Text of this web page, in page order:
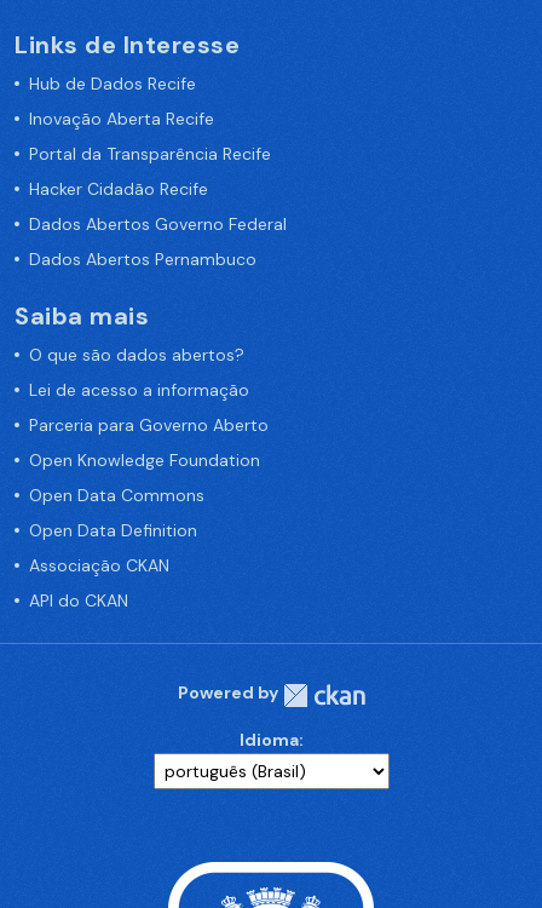
Links de Interesse
Hub de Dados Recife
Inovação Aberta Recife
Portal da Transparência Recife
Hacker Cidadão Recife
Dados Abertos Governo Federal
Dados Abertos Pernambuco
Saiba mais
O que são dados abertos?
Lei de acesso a informação
Parceria para Governo Aberto
Open Knowledge Foundation
Open Data Commons
Open Data Definition
Associação CKAN
API do CKAN
Powered by
Idioma